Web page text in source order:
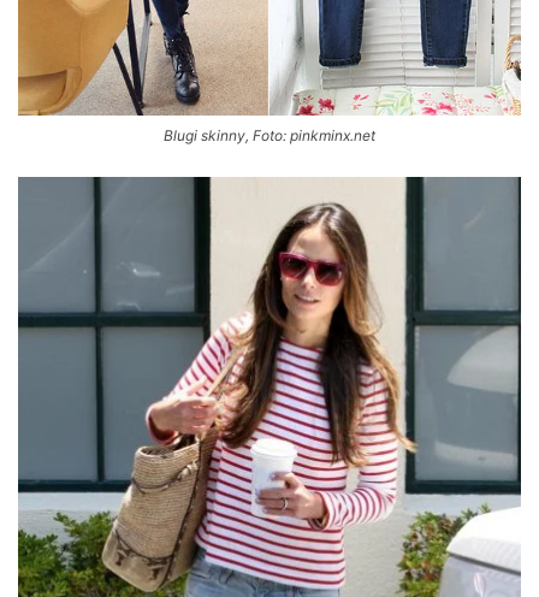
Blugi skinny, Foto: pinkminx.net